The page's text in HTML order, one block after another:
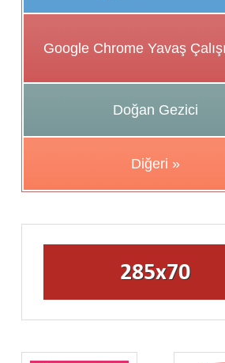
Doğan Gezici
Diğeri »